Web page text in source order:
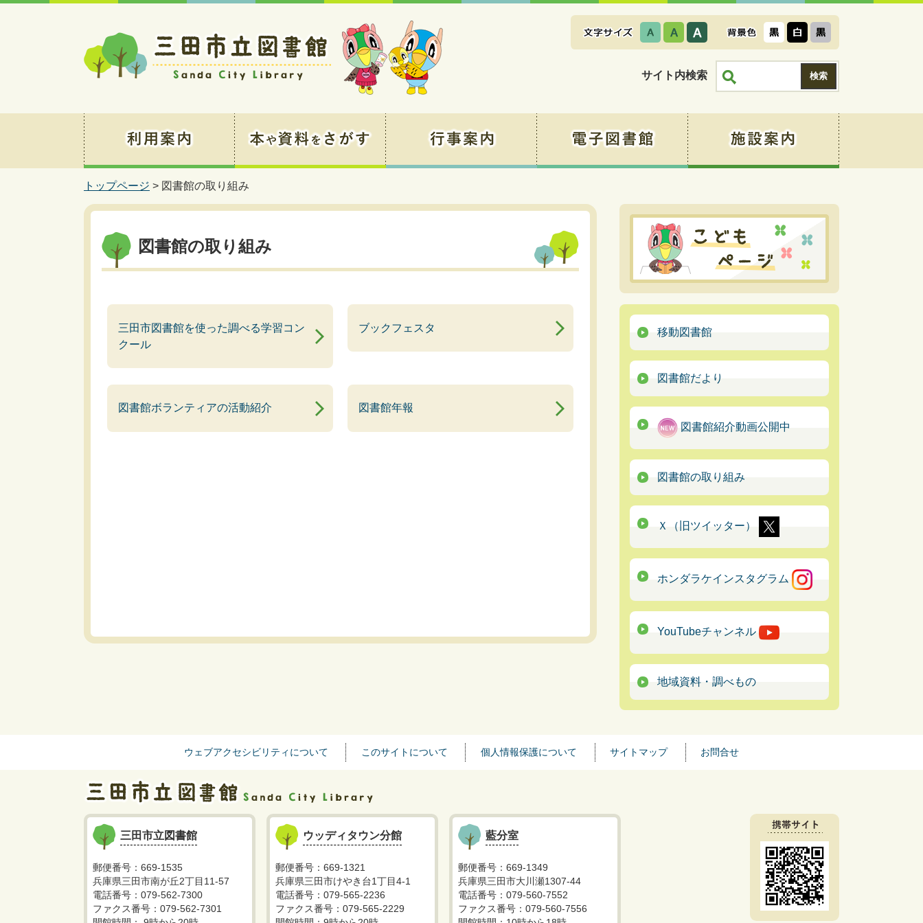
サイト内検索
トップページ > 図書館の取り組み
図書館の取り組み
三田市図書館を使った調べる学習コン
クール
ブックフェスタ
図書館ボランティアの活動紹介 図書館年報
移動図書館
図書館だより
図書館紹介動画公開中
図書館の取り組み
Ｘ（旧ツイッター）
ホンダラケインスタグラム
YouTubeチャンネル
地域資料・調べもの
ウェブアクセシビリティについて このサイトについて 個人情報保護について サイトマップ お問合せ
三田市立図書館
郵便番号：669-1535
兵庫県三田市南が丘2丁目11-57
電話番号：079-562-7300
ファクス番号：079-562-7301
ウッディタウン分館
郵便番号：669-1321
兵庫県三田市けやき台1丁目4-1
電話番号：079-565-2236
ファクス番号：079-565-2229
藍分室
郵便番号：669-1349
兵庫県三田市大川瀬1307-44
電話番号：079-560-7552
ファクス番号：079-560-7556